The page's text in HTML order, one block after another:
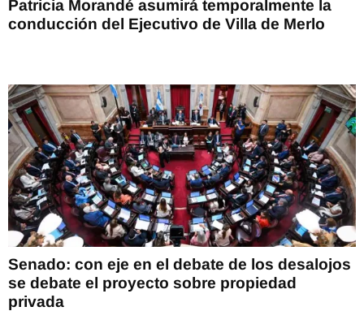
Patricia Morandé asumirá temporalmente la
conducción del Ejecutivo de Villa de Merlo
Senado: con eje en el debate de los desalojos
se debate el proyecto sobre propiedad
privada